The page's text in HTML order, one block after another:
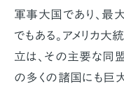
軍事大国であり、最
でもある。アメリカ
立は、その主要な同
の多くの諸国にも巨